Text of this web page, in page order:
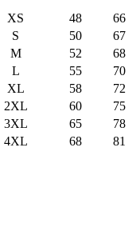
XS 48
66
S
50
67
M
52
68
L
55
70
XL
58
72
2XL
60
75
3XL
65
78
4XL
68 81